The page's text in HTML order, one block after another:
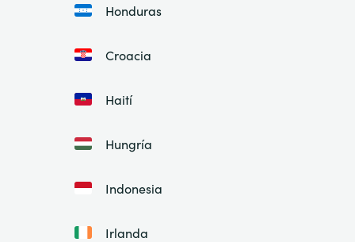
Honduras
Croacia
Haití
Hungría
Indonesia
Irlanda